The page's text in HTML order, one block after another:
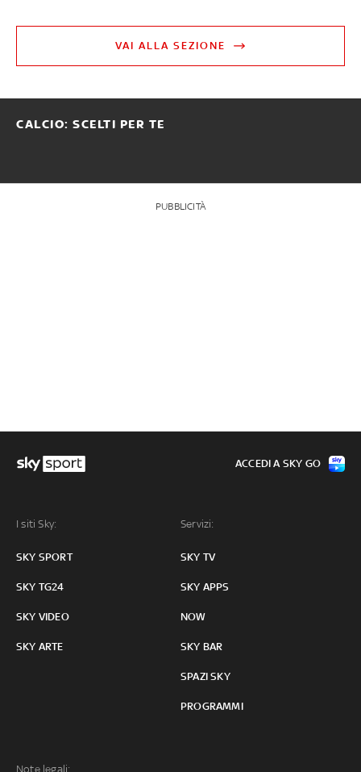
VAI ALLA SEZIONE
CALCIO: SCELTI PER TE
PUBBLICITÀ
I siti Sky:
SKY SPORT
SKY TG24
SKY VIDEO
SKY ARTE
Servizi:
SKY TV
SKY APPS
NOW
SKY BAR
SPAZI SKY
PROGRAMMI
Note legali:
ACCEDI A SKY GO